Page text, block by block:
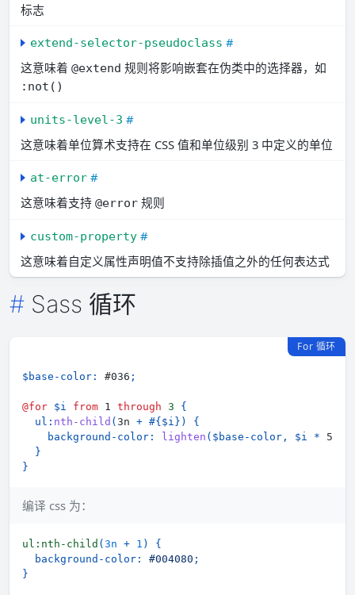
标志
extend-selector-pseudoclass #
这意味着 @extend 规则将影响嵌套在伪类中的选择器，如
:not()
units-level-3 #
这意味着单位算术支持在 CSS 值和单位级别 3 中定义的单位
at-error #
这意味着支持 @error 规则
custom-property #
这意味着自定义属性声明值不支持除插值之外的任何表达式
Sass 循环
For 循环
$base-color : #036 ;
@for $i from 1 through 3 {
ul : nth-child ( 3n + #{$i} )
{
background-color : lighten ( $base-color , $i * 5%
}
}
编译 css 为：
ul :nth-child ( 3n + 1 )
{
background-color : #004080 ;
}